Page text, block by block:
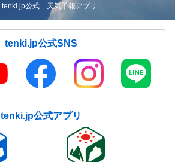
tenki.jp公式 天気予報アプリ
tenki.jp公式SNS
tenki.jp公式アプリ